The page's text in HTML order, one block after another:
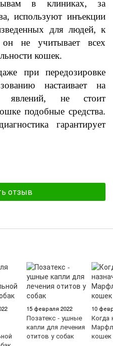
в клиниках, за
,используют инъекции
для людей, к
он не учитывает всех
кошек.
припередозировке
настаивает на
явлений, не стоит
подобные средства.
гарантирует
отзыв
15 февраля 2022
Позатекс - ушные
капли для лечения
отитов у собак
10
Когда
кошек